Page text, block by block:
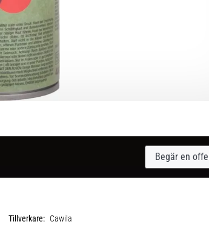
Begär en
Tillverkare: Cawila